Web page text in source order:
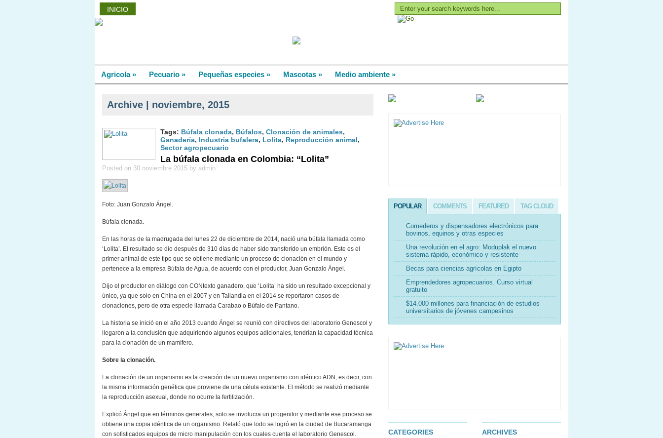
INICIO
Agricola» Pecuario » Pequeñas especies » Mascotas » Medio ambiente »
Archive | noviembre, 2015
Tags: Búfala clonada, Búfalos, Clonación de animales,
Ganadería, Industria bufalera, Lolita, Reproducción animal,
Sector agropecuario
La búfala clonada en Colombia: “Lolita”
Posted on 30 noviembre 2015 by admin
Foto: Juan Gonzalo Ángel.
Búfala clonada.
En las horas de la madrugada del lunes 22 de diciembre de 2014, nació una búfala llamada como
‘Lolita’. El resultado se dio después de 310 días de haber sido transferido un embrión. Este es el
primer animal de este tipo que se obtiene mediante un proceso de clonación en el mundo y
pertenece a la empresa Búfala de Agua, de acuerdo con el productor, Juan Gonzalo Ángel.
Dijo el productor en diálogo con CONtexto ganadero, que ‘Lolita’ ha sido un resultado excepcional y
único, ya que solo en China en el 2007 y en Tailandia en el 2014 se reportaron casos de
clonaciones, pero de otra especie llamada Carabao o Búfalo de Pantano.
La historia se inició en el año 2013 cuando Ángel se reunió con directivos del laboratorio Genescol y
llegaron a la conclusión que adquiriendo algunos equipos adicionales, tendrían la capacidad técnica
para la clonación de un mamífero.
Sobre la clonación.
La clonación de un organismo es la creación de un nuevo organismo con idéntico ADN, es decir, con
la misma información genética que proviene de una célula existente. El método se realizó mediante
la reproducción asexual, donde no ocurre la fertilización.
Explicó Ángel que en términos generales, solo se involucra un progenitor y mediante ese proceso se
obtiene una copia idéntica de un organismo. Relató que todo se logró en la ciudad de Bucaramanga
con sofisticados equipos de micro manipulación con los cuales cuenta el laboratorio Genescol.
POPULAR COMMENTS FEATURED TAG CLOUD
Comederos y dispensadores electrónicos para
bovinos, equinos y otras especies
Una revolución en el agro: Moduplak el nuevo
sistema rápido, económico y resistente
Becas para ciencias agrícolas en Egipto
Emprendedores agropecuarios. Curso virtual
gratuito
$14.000 millones para financiación de estudios
universitarios de jóvenes campesinos
CATEGORIES ARCHIVES